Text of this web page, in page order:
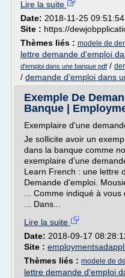
Lire la suite
Date: 2018-11-25 09:51:54
Site : https://
Thèmes liés : modele de
lettre demande d'emploi
d'emploi dans une banque pdf /
/ demande d'emploi dans
Exemple De
Banque |
Exemplaire d'une
Je sollicite avoir un
dans la banque comme
exemplaire d'une
Learn French : une lettre
Demande d'emploi.
... Comme indiqué à
... Dans...
Lire la suite
Date: 2018-09-17
Site :
Thèmes liés : modele de
lettre demande d'emploi